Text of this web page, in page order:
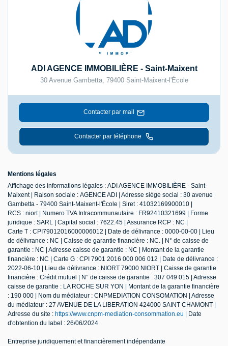
ADI AGENCE IMMOBILIÈRE - Saint-Maixent
30 Avenue Gambetta, 79400 Saint-Maixent-l'École
Contacter par mail
Contacter par téléphone
Mentions légales
Affichage des informations légales : ADI AGENCE IMMOBILIÈRE - Saint-
Maixent | Raison sociale : AGENCE ADI | Adresse siège social : 30 avenue
Gambetta - 79400 Saint-Maixent-l'École | Siret : 41032169900010 |
RCS : niort | Numero TVA Intracommunautaire : FR92410321699 | Forme
juridique : SARL | Capital social : 7622.45 | Assurance RCP : NC |
Carte T : CPI79012016000006012 | Date de délivrance : 0000-00-00 | Lieu
de délivrance : NC | Caisse de garantie financière : NC. | N° de caisse de
garantie : NC | Adresse caisse de garantie : NC | Montant de la garantie
financière : NC | Carte G : CPI 7901 2016 000 006 012 | Date de délivrance :
2022-06-10 | Lieu de délivrance : NIORT 79000 NIORT | Caisse de garantie
financière : Crédit mutuel | N° de caisse de garantie : 307 049 015 | Adresse
caisse de garantie : LA ROCHE SUR YON | Montant de la garantie financière
: 190 000 | Nom du médiateur : CNPMEDIATION CONSOMATION | Adresse
du médiateur : 27 AVENUE DE LA LIBERATION 424000 SAINT CHAMONT |
Adresse du site : https://www.cnpm-mediation-consommation.eu | Date
d'obtention du label : 26/06/2024
Entreprise juridiquement et financièrement indépendante